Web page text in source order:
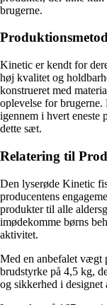
brugerne.
Kinetic er kendt for
høj kvalitet og
konstrueret med
oplevelse for
igennem i hvert eneste
dette sæt.
Relatering til
Den lyserøde Kinetic
producentens
produkter til alle
imødekomme børns
aktivitet.
Med en anbefalet vægt
brudstyrke på 4,5 kg,
og sikkerhed i designet